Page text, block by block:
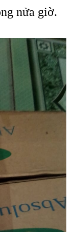
nửa giờ.